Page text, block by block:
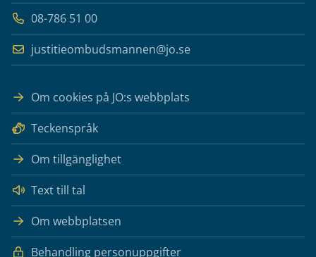
08-786 51 00
justitieombudsmannen@jo.se
Om cookies på JO:s webbplats
Teckenspråk
Om tillgänglighet
Text till tal
Om webbplatsen
Behandling personuppgifter